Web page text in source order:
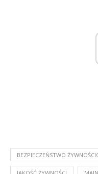
BEZPIECZEŃSTWO